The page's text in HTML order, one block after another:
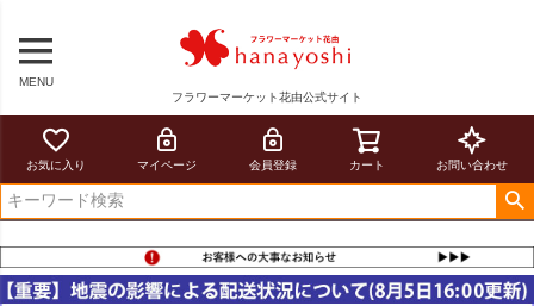
MENU
フラワーマーケット花由公式サイト
お気に入り マイページ 会員登録 カート お問い合わせ